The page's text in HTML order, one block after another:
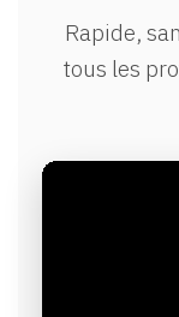
Rapide,
tous les